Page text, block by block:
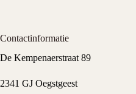
Contactinformatie
De Kempenaerstraat 89
2341 GJ Oegstgeest